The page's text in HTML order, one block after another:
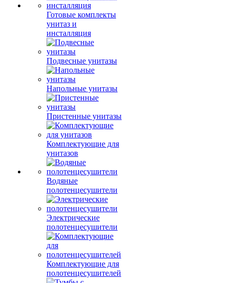
Готовые комплекты
унитаз и
инсталляция
Подвесные унитазы
Напольные унитазы
Пристенные унитазы
Комплектующие для
унитазов
Водяные
полотенцесушители
Электрические
полотенцесушители
Комплектующие для
полотенцесушителей